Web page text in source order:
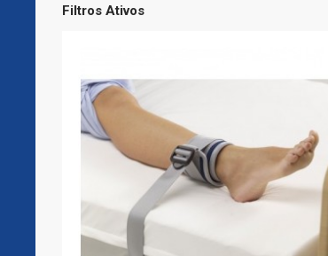
Filtros Ativos